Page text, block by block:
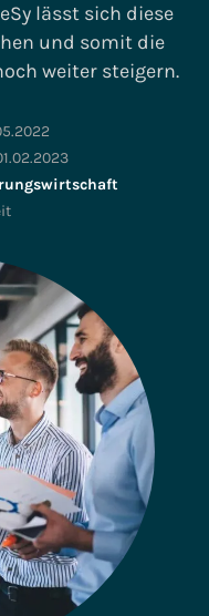
lässt sich diese
und somit die
weiter steigern.